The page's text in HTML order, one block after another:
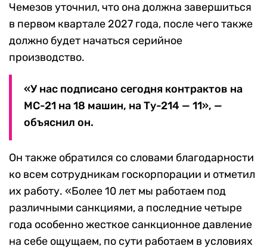
Чемезов уточнил, что она должна завершиться
в первом квартале 2027 года, после чего также
должно будет начаться серийное
производство.
«У нас подписано сегодня контрактов на
МС-21 на 18 машин, на Ту-214 — 11», —
объяснил он.
Он также обратился со словами благодарности
ко всем сотрудникам госкорпорации и отметил
их работу. «Более 10 лет мы работаем под
различными санкциями, а последние четыре
года особенно жесткое санкционное давление
на себе ощущаем, по сути работаем в условиях